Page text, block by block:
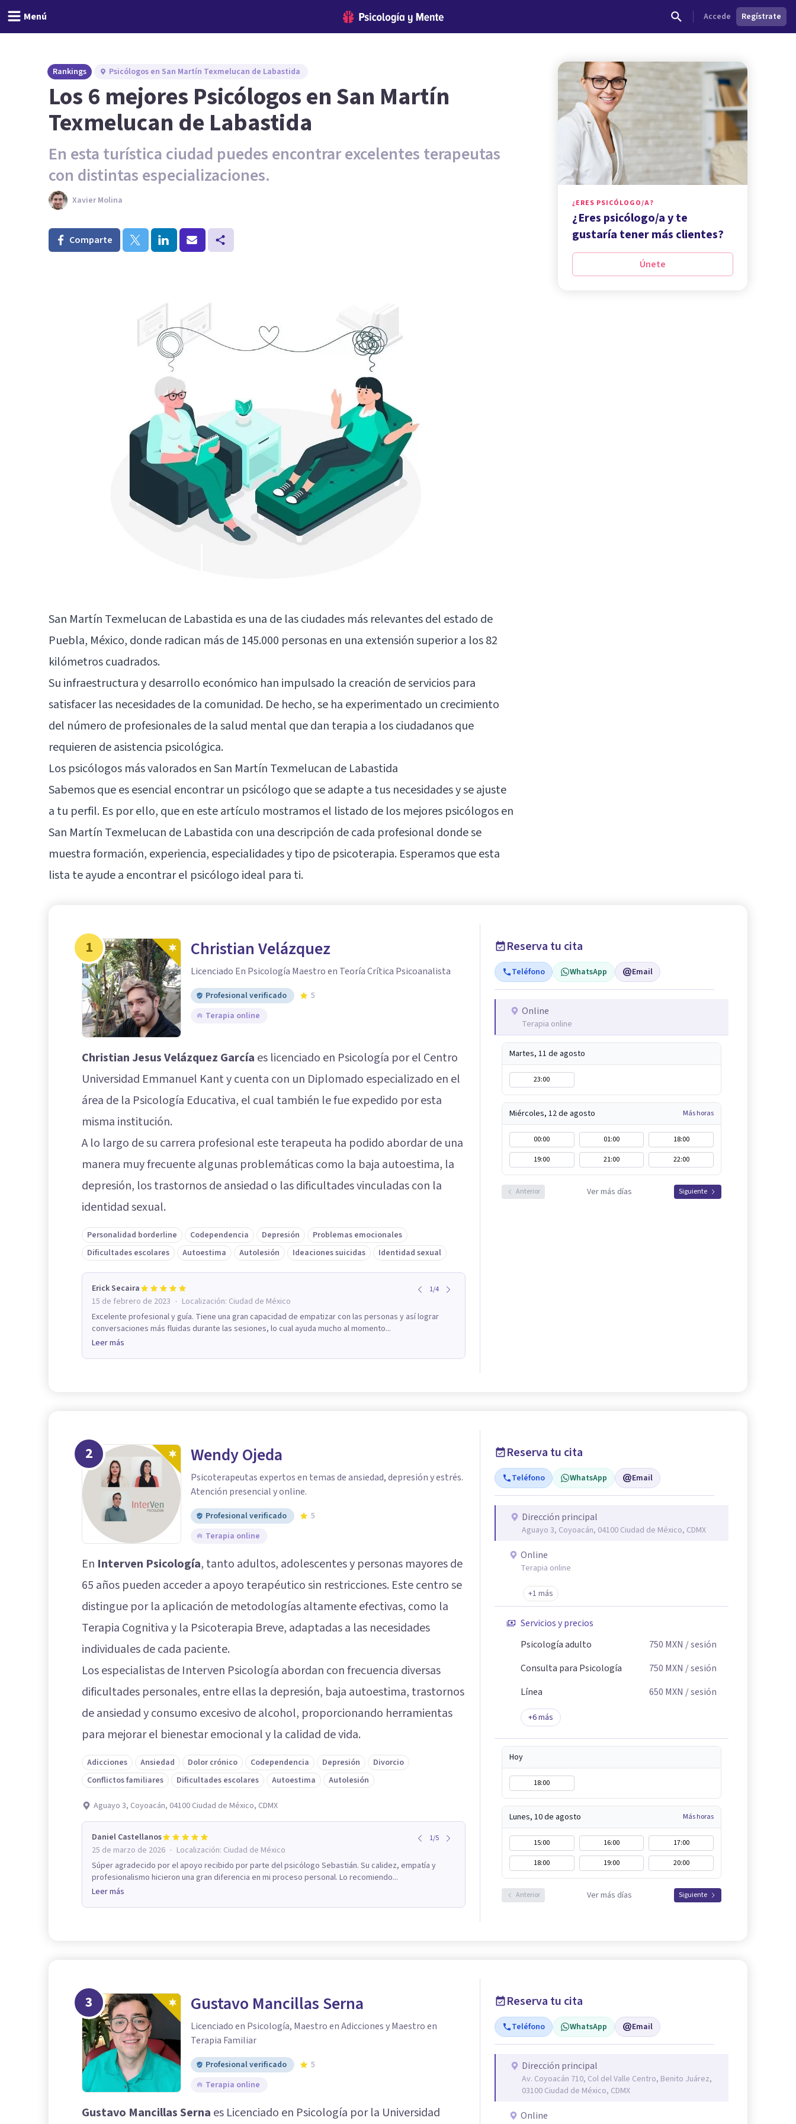
Menú Accede Regístrate
Rankings Psicólogos en San Martín Texmelucan de Labastida
Los 6 mejores Psicólogos en San Martín
Texmelucan de Labastida
En esta turística ciudad puedes encontrar excelentes terapeutas
con distintas especializaciones.
Xavier Molina
Comparte
San Martín Texmelucan de Labastida es una de las ciudades más relevantes del estado de
Puebla, México, donde radican más de 145.000 personas en una extensión superior a los 82
kilómetros cuadrados.
Su infraestructura y desarrollo económico han impulsado la creación de servicios para
satisfacer las necesidades de la comunidad. De hecho, se ha experimentado un crecimiento
del número de profesionales de la salud mental que dan terapia a los ciudadanos que
requieren de asistencia psicológica.
Los psicólogos más valorados en San Martín Texmelucan de Labastida
Sabemos que es esencial encontrar un psicólogo que se adapte a tus necesidades y se ajuste
a tu perfil. Es por ello, que en este artículo mostramos el listado de los mejores psicólogos en
San Martín Texmelucan de Labastida con una descripción de cada profesional donde se
muestra formación, experiencia, especialidades y tipo de psicoterapia. Esperamos que esta
lista te ayude a encontrar el psicólogo ideal para ti.
¿ERES PSICÓLOGO/A?
¿Eres psicólogo/a y te
gustaría tener más clientes?
Únete
1 Christian Velázquez
Licenciado En Psicología Maestro en Teoría Crítica Psicoanalista
Profesional verificado
5
Terapia online
Christian Jesus Velázquez García es licenciado en Psicología por el Centro
Universidad Emmanuel Kant y cuenta con un Diplomado especializado en el
área de la Psicología Educativa, el cual también le fue expedido por esta
misma institución.
A lo largo de su carrera profesional este terapeuta ha podido abordar de una
manera muy frecuente algunas problemáticas como la baja autoestima, la
depresión, los trastornos de ansiedad o las dificultades vinculadas con la
identidad sexual.
Personalidad borderline Codependencia Depresión
Problemas emocionales
Dificultades escolares
Autoestima Autolesión Ideaciones suicidas Identidad sexual
Erick Secaira 1/4
15 de febrero de 2023 · Localización: Ciudad de México
Excelente profesional y guía. Tiene una gran capacidad de empatizar con las personas y así lograr
conversaciones más fluidas durante las sesiones, lo cual ayuda mucho al momento...
Leer más
Reserva tu cita
Teléfono WhatsApp Email
Online
Terapia online
Martes, 11 de agosto
23:00
Miércoles, 12 de agosto Más horas
00:00 01:00
18:00
19:00
21:00 22:00
Anterior Ver más días Siguiente
2 Wendy Ojeda
Psicoterapeutas expertos en temas de ansiedad, depresión y estrés.
Atención presencial y online.
Profesional verificado
5
Terapia online
En Interven Psicología, tanto adultos, adolescentes y personas mayores de
65 años pueden acceder a apoyo terapéutico sin restricciones. Este centro se
distingue por la aplicación de metodologías altamente efectivas, como la
Terapia Cognitiva y la Psicoterapia Breve, adaptadas a las necesidades
individuales de cada paciente.
Los especialistas de Interven Psicología abordan con frecuencia diversas
dificultades personales, entre ellas la depresión, baja autoestima, trastornos
de ansiedad y consumo excesivo de alcohol, proporcionando herramientas
para mejorar el bienestar emocional y la calidad de vida.
Adicciones Ansiedad Dolor crónico Codependencia Depresión
Divorcio
Conflictos familiares
Dificultades escolares Autoestima Autolesión
Aguayo 3, Coyoacán, 04100 Ciudad de México, CDMX
Daniel Castellanos 1/5
25 de marzo de 2026 · Localización: Ciudad de México
Súper agradecido por el apoyo recibido por parte del psicólogo Sebastián. Su calidez, empatía y
profesionalismo hicieron una gran diferencia en mi proceso personal. Lo recomiendo...
Leer más
Reserva tu cita
Teléfono WhatsApp Email
Dirección principal
Aguayo 3, Coyoacán, 04100 Ciudad de México, CDMX
Online
Terapia online
+1 más
Servicios y precios
Psicología adulto
750 MXN / sesión
Consulta para Psicología
750 MXN / sesión
Línea
650 MXN / sesión
+6más
Hoy
18:00
Lunes, 10 de agosto Más horas
15:00 16:00
17:00
18:00
19:00 20:00
Anterior Ver más días Siguiente
3 Gustavo Mancillas Serna
Licenciado en Psicología, Maestro en Adicciones y Maestro en
Terapia Familiar
Profesional verificado
5
Terapia online
Gustavo Mancillas Serna es Licenciado en Psicología por la Universidad
Reserva tu cita
Teléfono WhatsApp Email
Dirección principal
Av. Coyoacán 710, Col del Valle Centro, Benito Juárez,
03100 Ciudad de México, CDMX
Online